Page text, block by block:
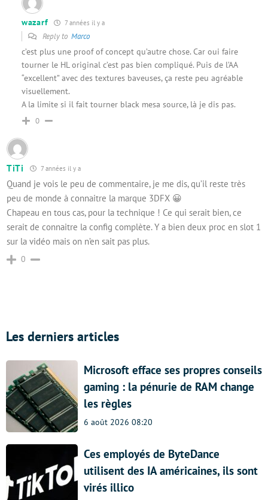
wazarf 7 années il y a
Reply to Marco
c’est plus une proof of concept qu’autre chose. Car oui faire
tourner le HL original c’est pas bien compliqué. Puis de l’AA
“excellent” avec des textures baveuses, ça reste peu agréable
visuellement.
A la limite si il fait tourner black mesa source, là je dis pas.
0
TiTi 7 années il y a
Quand je vois le peu de commentaire, je me dis, qu’il reste très
peu de monde à connaitre la marque 3DFX 😀
Chapeau en tous cas, pour la technique ! Ce qui serait bien, ce
serait de connaitre la config complète. Y a bien deux proc en slot 1
sur la vidéo mais on n’en sait pas plus.
0
Les derniers articles
Microsoft efface ses propres conseils
gaming : la pénurie de RAM change
les règles
6 août 2026 08:20
Ces employés de ByteDance
utilisent des IA américaines, ils sont
virés illico